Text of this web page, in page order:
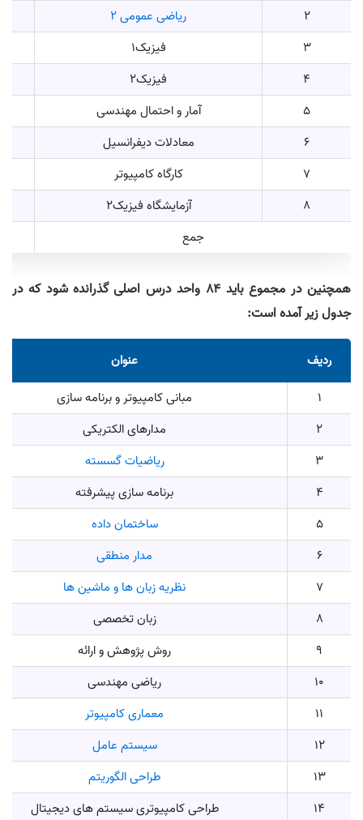
2
ریاضی عمومی ۲
3
فیزیک1
4
فیزیک2
5
آمار و احتمال مهندسی
6
معادلات دیفرانسیل
7
کارگاه کامپیوتر
8
آزمایشگاه فیزیک2
جمع
همچنین در مجموع باید ۸۴ واحد درس اصلی گذرانده شود که در
جدول زیر آمده است:
ردیف
عنوان
1
مبانی کامپیوتر و برنامه سازی
2
مدارهای الکتریکی
3
ریاضیات گسسته
4
برنامه سازی پیشرفته
5
ساختمان داده
6
مدار منطقی
7
نظریه زبان‌ ها و ماشین‌ ها
8
زبان تخصصی
9
روش پژوهش و ارائه
10
ریاضی مهندسی
11
معماری کامپیوتر
12
سیستم عامل
13
طراحی الگوریتم
14
طراحی کامپیوتری سیستم های دیجیتال